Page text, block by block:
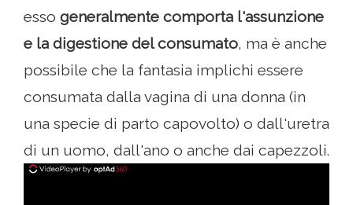
esso generalmente comporta l'assunzione
e la digestione del consumato, ma è anche
possibile che la fantasia implichi essere
consumata dalla vagina di una donna (in
una specie di parto capovolto) o dall'uretra
di un uomo, dall'ano o anche dai capezzoli.